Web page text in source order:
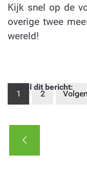
Kijk snel op de
overige twee
wereld!
1 2
Deel dit bericht: